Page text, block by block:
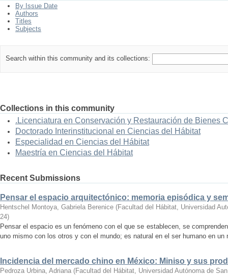
By Issue Date
Authors
Titles
Subjects
Search within this community and its collections:
Collections in this community
.Licenciatura en Conservación y Restauración de Bienes
Doctorado Interinstitucional en Ciencias del Hábitat
Especialidad en Ciencias del Hábitat
Maestría en Ciencias del Hábitat
Recent Submissions
Pensar el espacio arquitectónico: memoria episódica y
Hentschel Montoya, Gabriela Berenice (Facultad del Hábitat, Universidad
24)
Pensar el espacio es un fenómeno con el que se establecen, se
uno mismo con los otros y con el mundo; es natural en el ser humano en
Incidencia del mercado chino en México: Miniso y sus
Pedroza Urbina, Adriana (Facultad del Hábitat, Universidad Autónoma de